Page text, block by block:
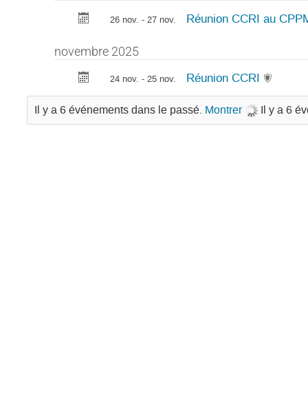
26 nov. - 27 nov. Réunion CCRI au
novembre 2025
24 nov. - 25 nov. Réunion CCRI
Il y a 6 événements dans le passé. Montrer Il y a 6